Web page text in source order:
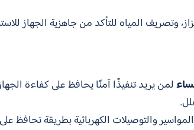
وتصريف المياه للتأكد من جاهزية الجهاز
لمن يريد تنفيذًا آمنًا يحافظ على كفاءة
والتوصيلات الكهربائية بطريقة تحافظ